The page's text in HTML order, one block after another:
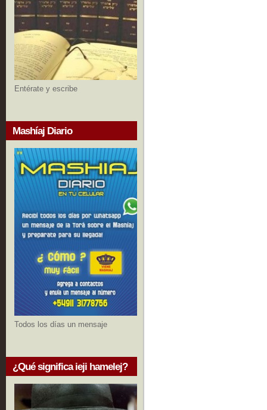
Entérate y escribe
Mashíaj Diario
Todos los días un mensaje
¿Qué significa ieji hamelej?